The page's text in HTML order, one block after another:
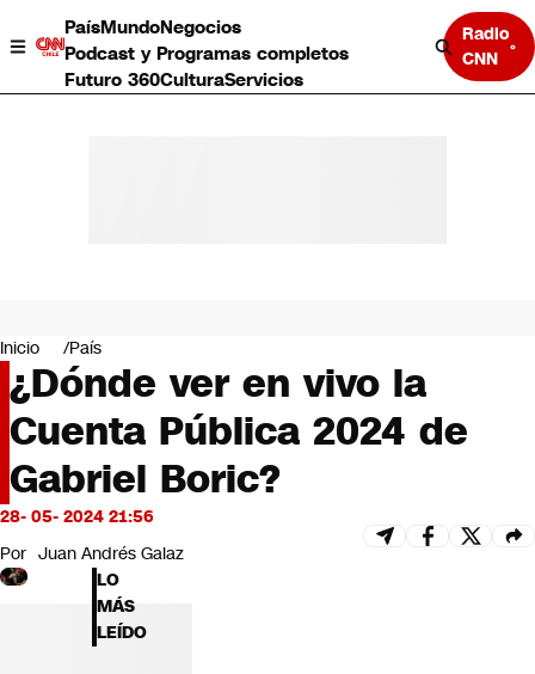
PaísMundoNegocios
Podcast y Programas completos
Futuro 360CulturaServicios
Radio
CNN
Negocios
Deportes
Programas completos
Cultura
Servicios
Bits
CNN tiempo
Futuro 360
Opinión
Inicio País
¿Dónde ver en vivo la
Cuenta Pública 2024 de
Gabriel Boric?
28- 05- 2024 21:56
Por Juan Andrés Galaz
LO
MÁS
LEÍDO